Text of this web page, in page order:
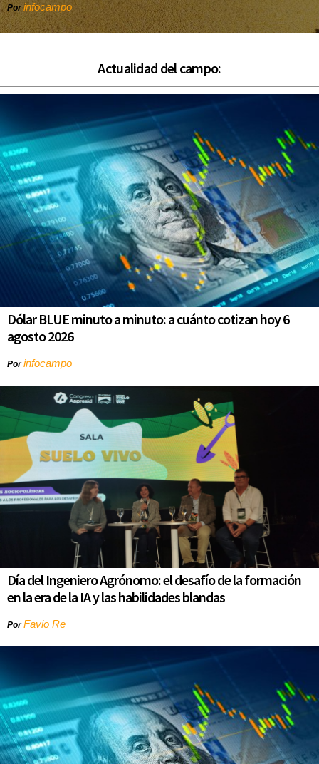
Porinfocampo
Actualidad del campo:
Dólar BLUE minuto a minuto: a cuánto cotizan hoy 6
agosto 2026
Porinfocampo
Día del Ingeniero Agrónomo: el desafío de la formación
en la era de la IA y las habilidades blandas
PorFavio Re